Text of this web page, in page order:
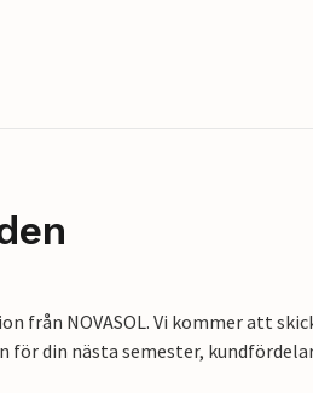
från NOVASOL. Vi kommer att
för din nästa semester,